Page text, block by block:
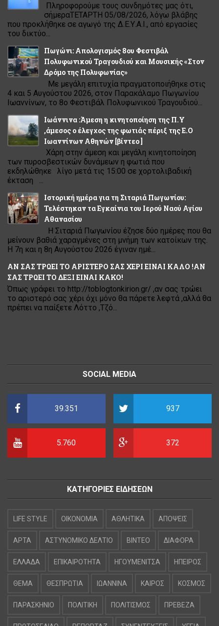
Πληροφορούμε τους συνδημότες μας ότι,
σήμεραΤΕΤΑΡΤΗ 05/08/2026, λόγω βλάβης
που προκλήθηκε σε αγωγό της Δ.Ε.Υ.Α.Ι., από εργασίες
του δικτύο...
Πωγώνι: Απολογισμός 8ου Φεστιβάλ
Πολυφωνικού Τραγουδιού και Μουσικής «Στον
Δρόμο της Πολυφωνίας»
Με μεγάλη επιτυχία πραγματοποιήθηκε στις
4 και 5 Αυγούστου 2026, στον Παρακάλαμο Πωγωνίου
Ιωαννίνων, το 8ο Φεστιβάλ Πολυφωνικού Τραγουδιού...
Ιωάννινα :Άμεση η κινητοποίηση της Π.Υ
,άμεσος ο έλεγχος της φωτιάς πέριξ της Ε.Ο
Ιωαννίνων Αθηνών [βίντεο ]
Χάρη στην άμεση και μεγάλη κινητοποίηση
των πυροσβεστικών δυνάμεων η φωτιά που
εκδηλώθηκε λίγο μετά τις 15:00 σε χορτολιβαδική
έκταση ...
Ιστορική ημέρα για τη Σιταριά Πωγωνίου:
Τελέστηκαν τα Εγκαίνια του Ιερού Ναού Αγίου
Αθανασίου
Η Σιταριά Πωγωνίου έζησε δύο ημέρες που θα
μείνουν βαθιά χαραγμένες στη μνήμη των κατοίκων της.
Η 7η και η 8η Αυγούστου 2026 έγιναν ημέ...
ΑΝ ΣΑΣ ΤΡΩΕΙ ΤΟ ΑΡΙΣΤΕΡΟ ΣΑΣ ΧΕΡΙ ΕΙΝΑΙ ΚΑΛΟ !ΑΝ
ΣΑΣ ΤΡΩΕΙ ΤΟ ΔΕΞΙ ΕΙΝΑΙ ΚΑΚΟ!
Όπως γράφει το http://toblogtonkirion.gr/ ,αν σας τρώει
το αριστερό σας χέρι όχι μόνο θα πάρετε λεφτά ,αλλά θα
πρέπει να παίξετε Λόττο ,Τζό...
SOCIAL MEDIA
39.351 937
5.760 372
ΚΑΤΗΓΟΡΙΕΣ ΕΙΔΗΣΕΩΝ
LIFE STYLE OIKONOMIA ΑΘΛΗΤΙΚΑ ΑΠΟΨΕΙΣ
ΑΡΤΑ ΑΣΤΥΝΟΜΙΚΟ ΔΕΛΤΙΟ ΒΙΝΤΕΟ ΔΙΑΦΟΡΑ
ΕΛΛΑΔΑ ΕΠΙΚΑΙΡΟΤΗΤΑ ΗΓΟΥΜΕΝΙΤΣΑ ΗΠΕΙΡΟΣ
ΘΕΜΑ ΘΕΣΠΡΩΤΙΑ ΙΩΑΝΝΙΝΑ ΚΑΙΡΟΣ ΚΟΣΜΟΣ
ΠΑΡΑΣΚΗΝΙΟ ΠΟΛΙΤΙΚΗ ΠΟΛΙΤΙΣΜΟΣ ΠΡΕΒΕΖΑ